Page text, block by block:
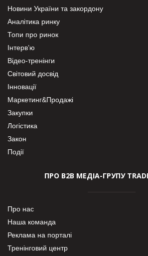
Новини України та закордону
Аналітика ринку
Топи про ринок
Інтерв’ю
Відео-тренінги
Світовий досвід
Інновації
Маркетинг&Продажі
Закупки
Логістика
Закон
Події
ПРО В2В МЕДІА-ГРУПУ
Про нас
Наша команда
Реклама на порталі
Тренінговий центр